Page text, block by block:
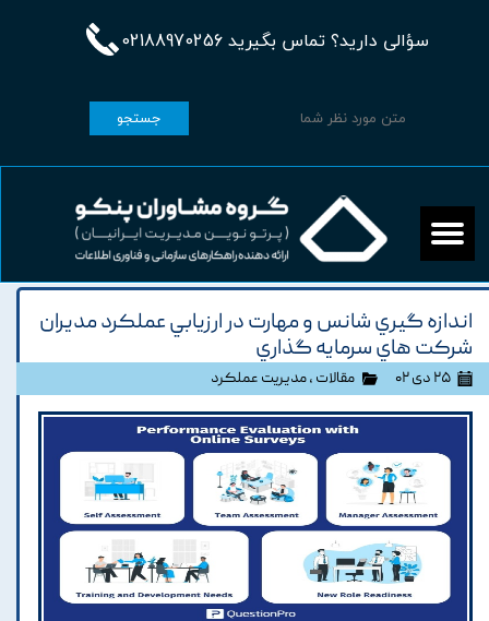
سؤالی دارید؟ تماس بگیرید 02188970256
جستجو
اندازه گيري شانس و مهارت در ارزيابي عملکرد مديران
شرکت هاي سرمايه گذاري
۲۵ دی ۰۲ مقالات ،مدیریت عملکرد